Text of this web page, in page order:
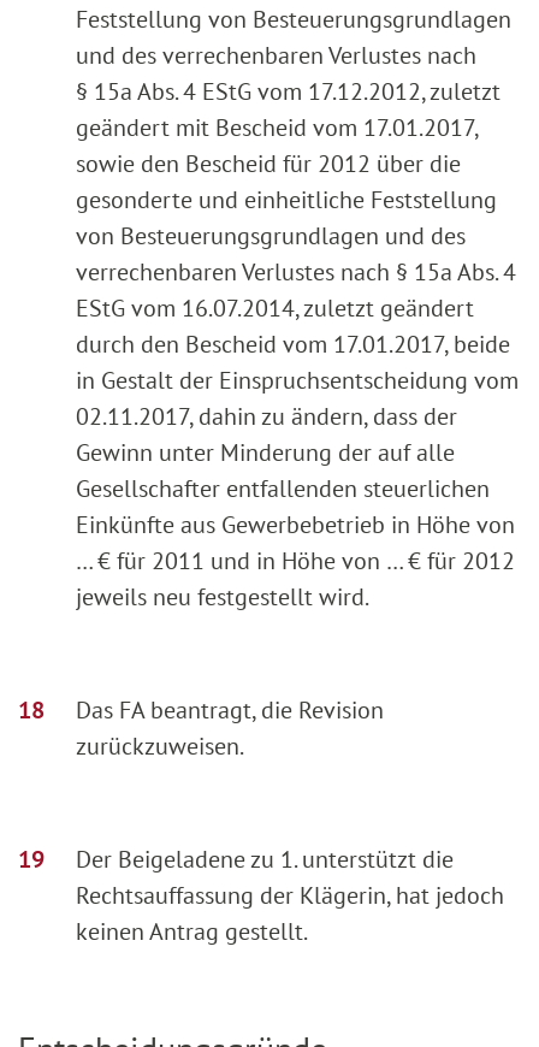
Feststellung von Besteuerungsgrundlagen
und des verrechenbaren Verlustes nach
§ 15a Abs. 4 EStG vom 17.12.2012, zuletzt
geändert mit Bescheid vom 17.01.2017,
sowie den Bescheid für 2012 über die
gesonderte und einheitliche Feststellung
von Besteuerungsgrundlagen und des
verrechenbaren Verlustes nach § 15a Abs. 4
EStG vom 16.07.2014, zuletzt geändert
durch den Bescheid vom 17.01.2017, beide
in Gestalt der Einspruchsentscheidung vom
02.11.2017, dahin zu ändern, dass der
Gewinn unter Minderung der auf alle
Gesellschafter entfallenden steuerlichen
Einkünfte aus Gewerbebetrieb in Höhe von
… € für 2011 und in Höhe von … € für 2012
jeweils neu festgestellt wird.
Das FA beantragt, die Revision
zurückzuweisen.
Der Beigeladene zu 1. unterstützt die
Rechtsauffassung der Klägerin, hat jedoch
keinen Antrag gestellt.